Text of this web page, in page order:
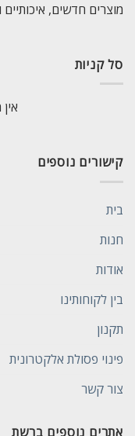
מוצרים חדשים,
סל קניות
קישורים נוספים
בית
חנות
אודות
בין לקוחותינו
תקנון
פינוי פסולת אלקטרונית
צור קשר
אתרים נוספים ברשת